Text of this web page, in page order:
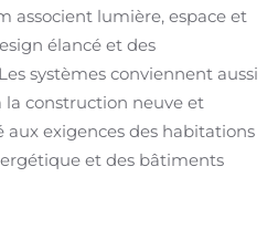
associent lumière, espace et
élancé et des
systèmes conviennent aussi
la construction neuve et
exigences des habitations
et des bâtiments